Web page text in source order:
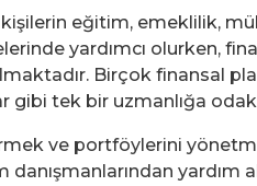
eğitim, emeklilik,
yardımcı olurken,
Birçok finansal
gibi tek bir uzmanlığa
ve portföylerini
yardım